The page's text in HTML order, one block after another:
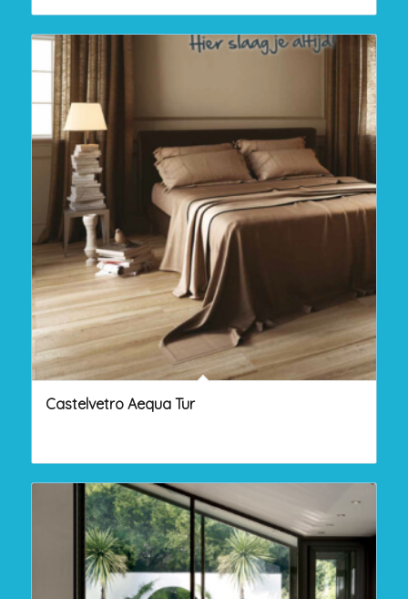
Castelvetro Aequa Tur